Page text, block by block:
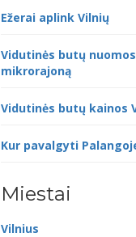
Ežerai aplink Vilnių
Vidutinės butų
mikrorajoną
Vidutinės butų kainos
Kur pavalgyti
Miestai
Vilnius